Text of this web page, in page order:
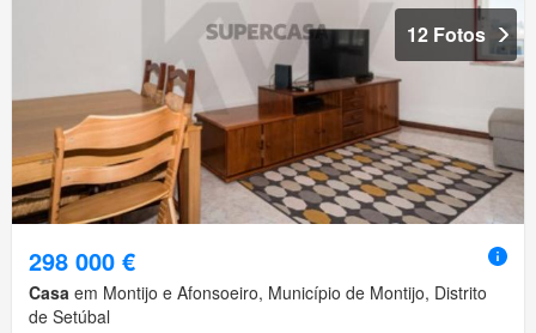
12 Fotos
298 000 €
Casa em Montijo e Afonsoeiro, Município de Montijo, Distrito
de Setúbal